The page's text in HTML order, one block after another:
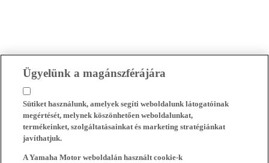
Ügyelünk a magánszférájára
Sütiket használunk, amelyek segíti weboldalunk látogatóinak
megértését, melynek köszönhetően weboldalunkat,
termékeinket, szolgáltatásainkat és marketing stratégiánkat
javíthatjuk.
A Yamaha Motor weboldalán használt cookie-k